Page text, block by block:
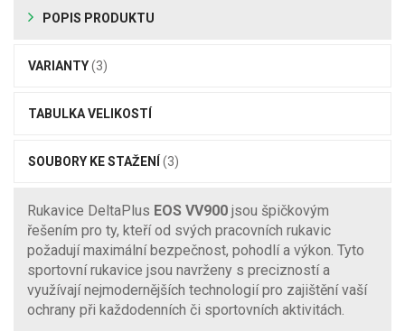
POPIS PRODUKTU
VARIANTY(3)
TABULKA VELIKOSTÍ
SOUBORY KE STAŽENÍ (3)
Rukavice DeltaPlus EOS VV900 jsou špičkovým
řešením pro ty, kteří od svých pracovních rukavic
požadují maximální bezpečnost, pohodlí a výkon. Tyto
sportovní rukavice jsou navrženy s precizností a
využívají nejmodernějších technologií pro zajištění vaší
ochrany při každodenních či sportovních aktivitách.